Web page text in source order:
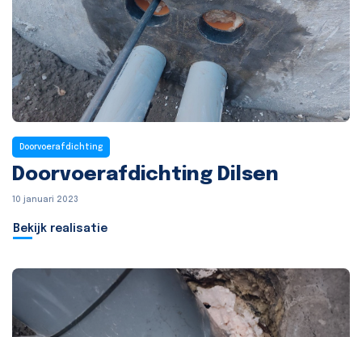
Doorvoerafdichting
Doorvoerafdichting Dilsen
10 januari 2023
Bekijk realisatie